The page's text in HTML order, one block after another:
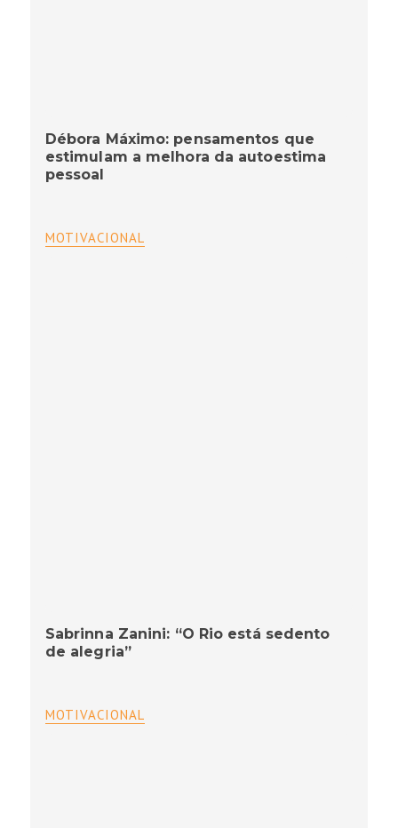
Débora Máximo: pensamentos que
estimulam a melhora da autoestima
pessoal
MOTIVACIONAL
Sabrinna Zanini: “O Rio está sedento
de alegria”
MOTIVACIONAL